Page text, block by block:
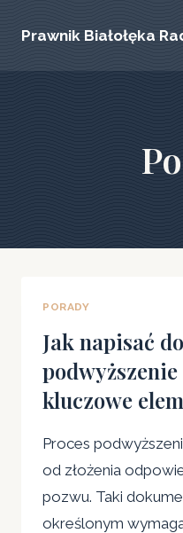
Prawnik Białołęka
PORADY
Jak napisać
kluczowe
Proces
od złożenia
pozwu. Taki
określonym